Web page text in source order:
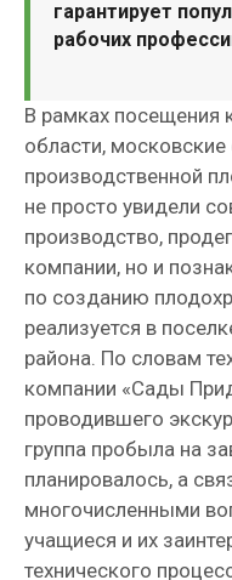
гарантирует
рабочих
В рамках посещения
области,
производственной
не просто увидели
производство,
компании, но и
по созданию
реализуется в
района. По словам
компании «Сады
проводившего
группа пробыла на
планировалось, а
многочисленными
учащиеся и их
технического